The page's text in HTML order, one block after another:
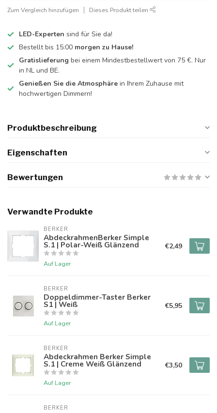
Zum Vergleich hinzufügen Dieses Produkt teilen
LED-Experten sind für Sie da!
Bestellt bis 15:00 morgen zu Hause!
Gratislieferung bei einem Mindestbestellwert von 75 €. Nur
in NL und BE.
Genießen Sie die Atmosphäre in Ihrem Zuhause mit
hochwertigen Dimmern!
Produktbeschreibung
Eigenschaften
Bewertungen
Verwandte Produkte
BERKER
AbdeckrahmenBerker Simple
S.1 | Polar-Weiß Glänzend
Auf Lager
€2,49
BERKER
Doppeldimmer-Taster Berker
S1 | Weiß
Auf Lager
€5,95
BERKER
Abdeckrahmen Berker Simple
S.1 | Creme Weiß Glänzend
Auf Lager
€3,50
BERKER